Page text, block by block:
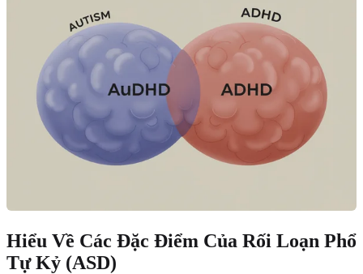
Hiểu Về Các Đặc Điểm Của Rối Loạn Phổ
Tự Kỷ (ASD)